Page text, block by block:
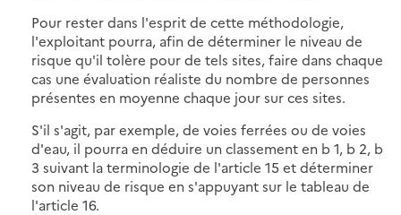
Pour rester dans l'esprit de cette méthodologie,
l'exploitant pourra, afin de déterminer le niveau de
risque qu'il tolère pour de tels sites, faire dans chaque
cas une évaluation réaliste du nombre de personnes
présentes en moyenne chaque jour sur ces sites.
S'il s'agit, par exemple, de voies ferrées ou de voies
d'eau, il pourra en déduire un classement en b 1, b 2, b
3 suivant la terminologie de l'article 15 et déterminer
son niveau de risque en s'appuyant sur le tableau de
l'article 16.